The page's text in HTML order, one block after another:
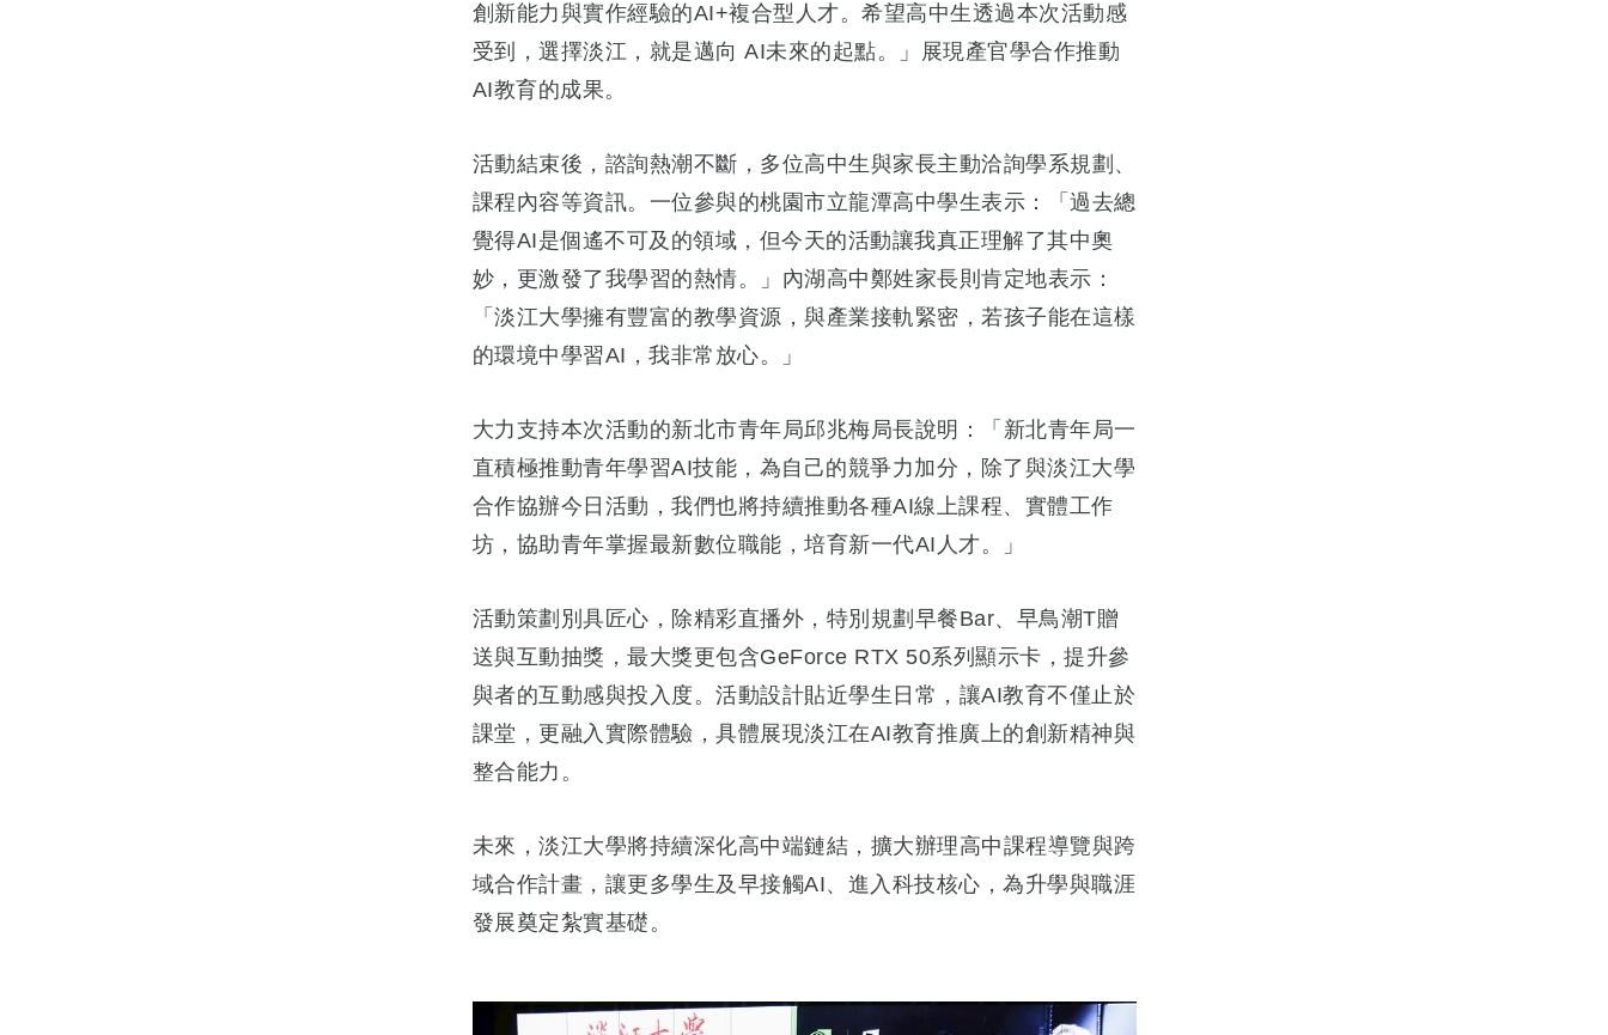
創新能力與實作經驗的AI+複合型人才。希望高中生透過本次活動感
受到，選擇淡江，就是邁向 AI未來的起點。」展現產官學合作推動
AI教育的成果。
活動結束後，諮詢熱潮不斷，多位高中生與家長主動洽詢學系規劃、
課程內容等資訊。一位參與的桃園市立龍潭高中學生表示：「過去總
覺得AI是個遙不可及的領域，但今天的活動讓我真正理解了其中奧
妙，更激發了我學習的熱情。」內湖高中鄭姓家長則肯定地表示：
「淡江大學擁有豐富的教學資源，與產業接軌緊密，若孩子能在這樣
的環境中學習AI，我非常放心。」
大力支持本次活動的新北市青年局邱兆梅局長說明：「新北青年局一
直積極推動青年學習AI技能，為自己的競爭力加分，除了與淡江大學
合作協辦今日活動，我們也將持續推動各種AI線上課程、實體工作
坊，協助青年掌握最新數位職能，培育新一代AI人才。」
活動策劃別具匠心，除精彩直播外，特別規劃早餐Bar、早鳥潮T贈
送與互動抽獎，最大獎更包含GeForce RTX 50系列顯示卡，提升參
與者的互動感與投入度。活動設計貼近學生日常，讓AI教育不僅止於
課堂，更融入實際體驗，具體展現淡江在AI教育推廣上的創新精神與
整合能力。
未來，淡江大學將持續深化高中端鏈結，擴大辦理高中課程導覽與跨
域合作計畫，讓更多學生及早接觸AI、進入科技核心，為升學與職涯
發展奠定紮實基礎。